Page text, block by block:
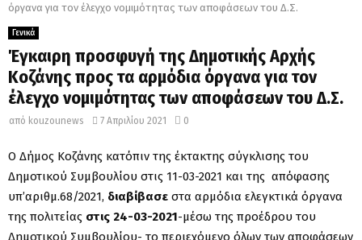
όργανα για τον έλεγχο νομιμότητας των αποφάσεων του Δ.Σ.
Γενικά
Έγκαιρη προσφυγή της Δημοτικής Αρχής
Κοζάνης προς τα αρμόδια όργανα για τον
έλεγχο νομιμότητας των αποφάσεων του Δ.Σ.
από kouzounews 7 Απριλίου 2021 0
Ο Δήμος Κοζάνης κατόπιν της έκτακτης σύγκλισης του
Δημοτικού Συμβουλίου στις 11-03-2021 και της απόφασης
υπ’αριθμ.68/2021, διαβίβασε στα αρμόδια ελεγκτικά όργανα
της πολιτείας στις 24-03-2021-μέσω της προέδρου του
Δημοτικού Συμβουλίου- το περιεχόμενο όλων των αποφάσεων